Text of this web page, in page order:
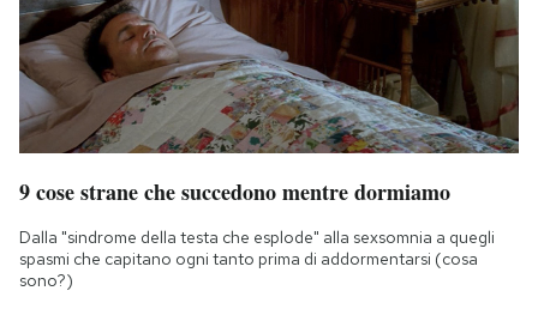
9 cose strane che succedono mentre dormiamo
Dalla "sindrome della testa che esplode" alla sexsomnia a quegli
spasmi che capitano ogni tanto prima di addormentarsi (cosa
sono?)